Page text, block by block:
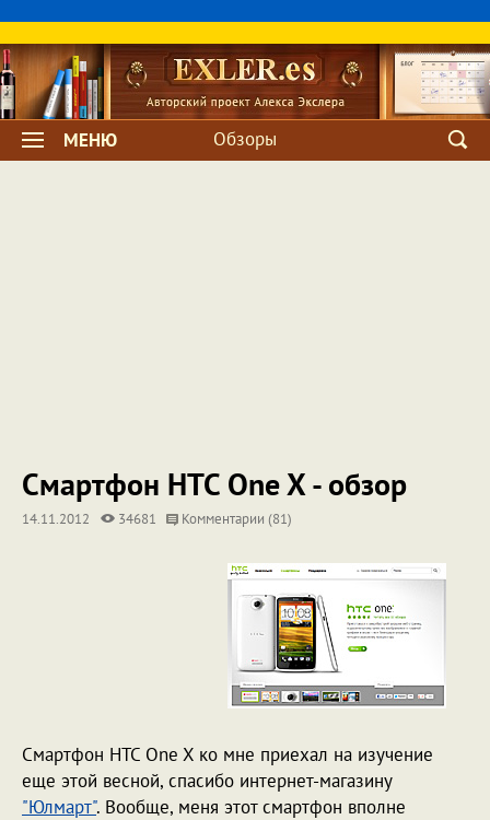
МЕНЮ Обзоры
Смартфон HTC One X - обзор
14.11.2012 34681 Комментарии (81)
Смартфон HTC One X ко мне приехал на изучение
еще этой весной, спасибо интернет-магазину
"Юлмарт". Вообще, меня этот смартфон вполне